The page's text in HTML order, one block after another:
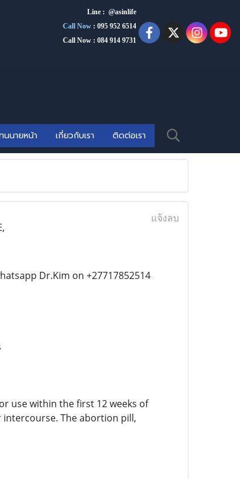
Line : @asinlife
Call Now : 095 952 6514
Call Now : 084 914 9731
นายหน้า เกี่ยวกับเรา ติดต่อเรา
แจ้งลบ
Dr.Kim on +27717852514
use within the first 12 weeks of
The abortion pill,